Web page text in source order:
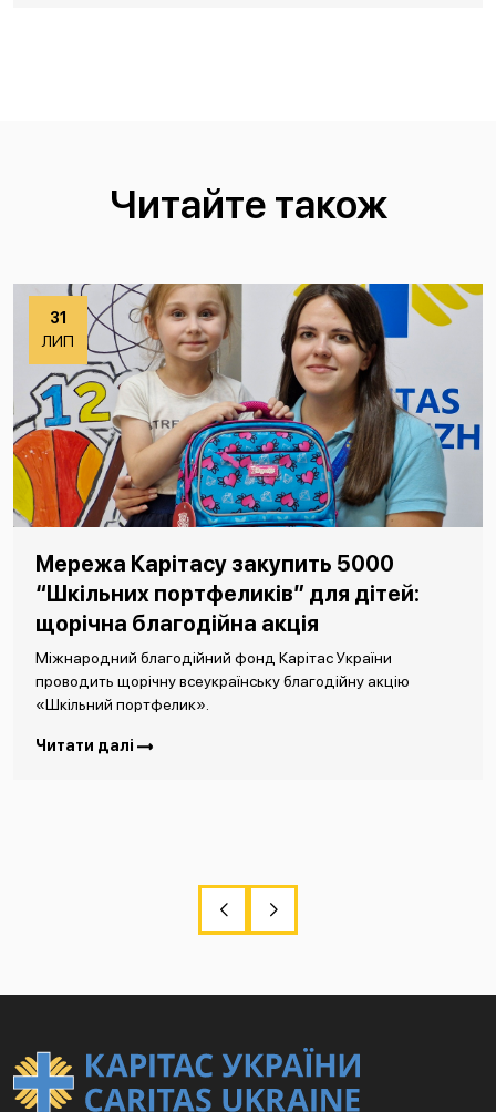
Читайте також
31
ЛИП
Мережа Карітасу закупить 5000
“Шкільних портфеликів” для дітей:
щорічна благодійна акція
Міжнародний благодійний фонд Карітас України
проводить щорічну всеукраїнську благодійну акцію
«Шкільний портфелик».
Читати далі